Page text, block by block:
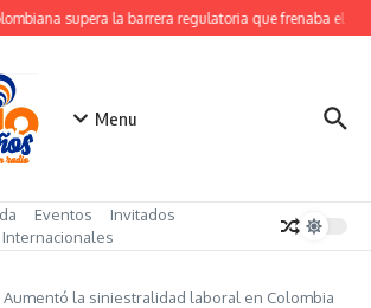
supera la barrera regulatoria que frenaba el uso
Menu
Eventos
Invitados
Internacionales
Aumentó la siniestralidad laboral en Colombia